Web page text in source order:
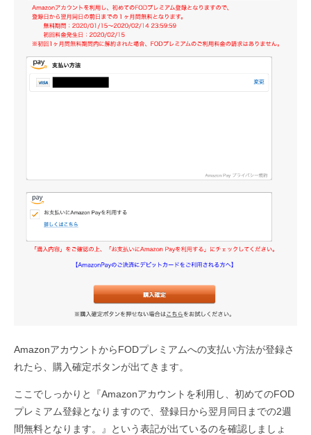
AmazonアカウントからFODプレミアムへの支払い方法が登録さ
れたら、購入確定ボタンが出てきます。
ここでしっかりと『Amazonアカウントを利用し、初めてのFOD
プレミアム登録となりますので、登録日から翌月同日までの2週
間無料となります。』という表記が出ているのを確認しましょ